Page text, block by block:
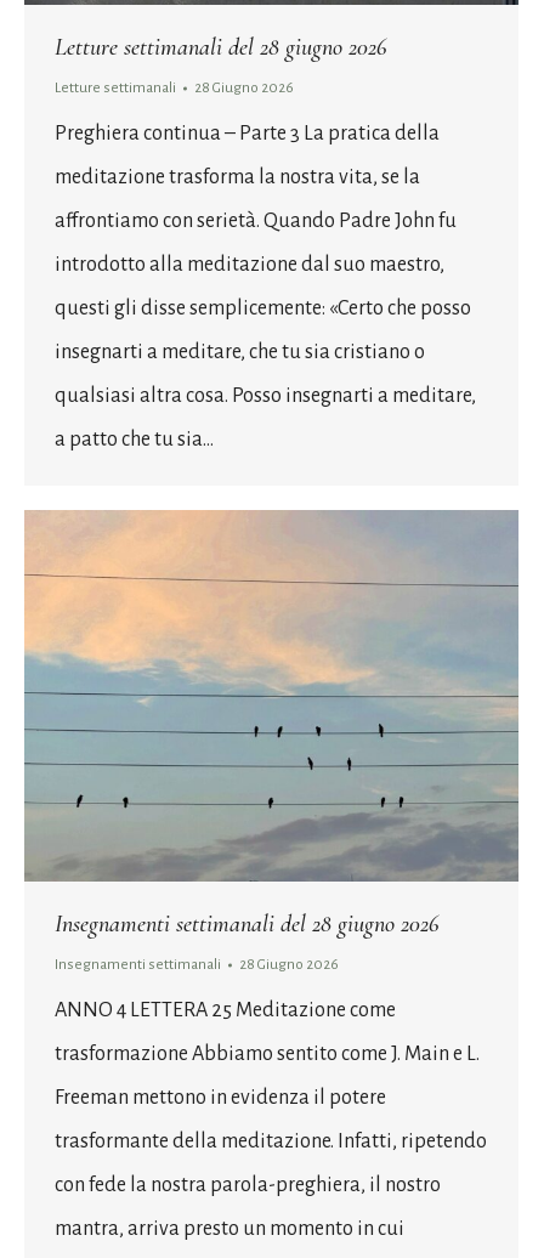
Letture settimanali del 28 giugno 2026
Letture settimanali 28 Giugno 2026
Preghiera continua – Parte 3 La pratica della
meditazione trasforma la nostra vita, se la
affrontiamo con serietà. Quando Padre John fu
introdotto alla meditazione dal suo maestro,
questi gli disse semplicemente: «Certo che posso
insegnarti a meditare, che tu sia cristiano o
qualsiasi altra cosa. Posso insegnarti a meditare,
a patto che tu sia…
Insegnamenti settimanali del 28 giugno 2026
Insegnamenti settimanali 28 Giugno 2026
ANNO 4 LETTERA 25 Meditazione come
trasformazione Abbiamo sentito come J. Main e L.
Freeman mettono in evidenza il potere
trasformante della meditazione. Infatti, ripetendo
con fede la nostra parola-preghiera, il nostro
mantra, arriva presto un momento in cui